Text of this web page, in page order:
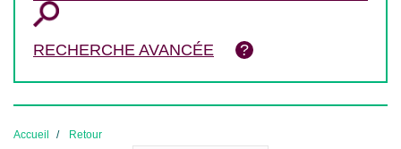
RECHERCHE AVANCÉE
Accueil Retour